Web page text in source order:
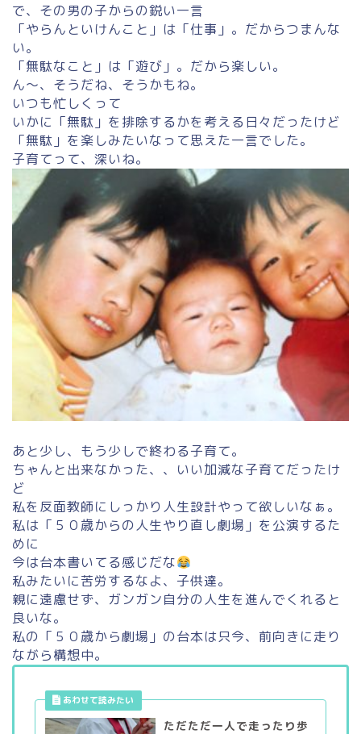
で、その男の子からの鋭い一言
「やらんといけんこと」は「仕事」。だからつまんな
い。
「無駄なこと」は「遊び」。だから楽しい。
ん〜、そうだね、そうかもね。
いつも忙しくって
いかに「無駄」を排除するかを考える日々だったけど
「無駄」を楽しみたいなって思えた一言でした。
子育てって、深いね。
あと少し、もう少しで終わる子育て。
ちゃんと出来なかった、、いい加減な子育てだったけ
ど
私を反面教師にしっかり人生設計やって欲しいなぁ。
私は「５０歳からの人生やり直し劇場」を公演するた
めに
今は台本書いてる感じだな
私みたいに苦労するなよ、子供達。
親に遠慮せず、ガンガン自分の人生を進んでくれると
良いな。
私の「５０歳から劇場」の台本は只今、前向きに走り
ながら構想中。
ただただ一人で走ったり歩